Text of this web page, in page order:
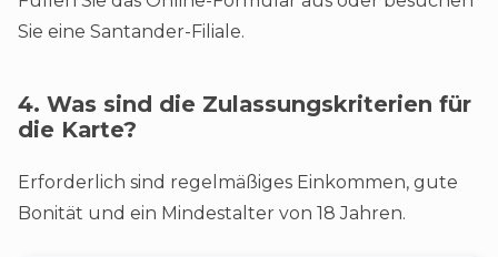
Sie eine Santander-Filiale.
4. Was sind die Zulassungskriterien für
die Karte?
Erforderlich sind regelmäßiges Einkommen, gute
Bonität und ein Mindestalter von 18 Jahren.